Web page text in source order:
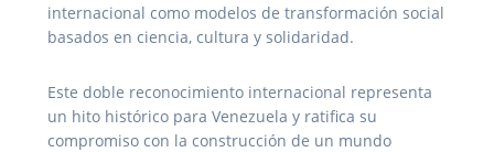
internacional como modelos de transformación social
basados en ciencia, cultura y solidaridad.
Este doble reconocimiento internacional representa
un hito histórico para Venezuela y ratifica su
compromiso con la construcción de un mundo